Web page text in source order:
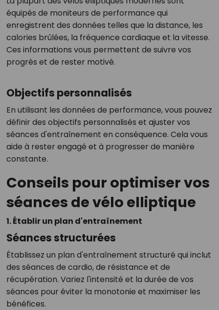
équipés de moniteurs de performance qui
enregistrent des données telles que la distance, les
calories brûlées, la fréquence cardiaque et la vitesse.
Ces informations vous permettent de suivre vos
progrès et de rester motivé.
Objectifs personnalisés
En utilisant les données de performance, vous pouvez
définir des objectifs personnalisés et ajuster vos
séances d'entraînement en conséquence. Cela vous
aide à rester engagé et à progresser de manière
constante.
Conseils pour optimiser vos
séances de vélo elliptique
1. Établir un plan d'entraînement
Séances structurées
Établissez un plan d'entraînement structuré qui inclut
des séances de cardio, de résistance et de
récupération. Variez l'intensité et la durée de vos
séances pour éviter la monotonie et maximiser les
bénéfices.